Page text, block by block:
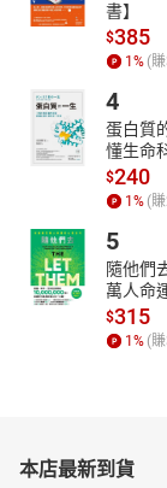
書】
$385
1 % (賺
4
蛋白質
懂生命
$240
1 % (賺
5
隨他們
萬人命
書】
$315
1 % (賺
本店最新到貨